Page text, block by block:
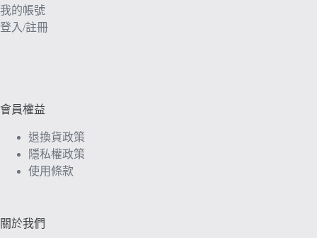
我的帳號
登入/註冊
會員權益
退換貨政策
隱私權政策
使用條款
關於我們